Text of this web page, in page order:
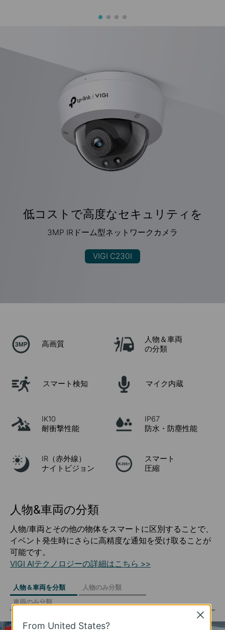
低コストで高度なセキュリティを
3MP IRドーム型ネットワークカメラ
VIGI C230I
高画質
人物＆車両
の分類
スマート検知 マイク内蔵
IK10
耐衝撃性能
IP67
防水・防塵性能
IR（赤外線）
ナイトビジョン
スマート
圧縮
人物&車両の分類
人物/車両とその他の物体をスマートに区別することで、
イベント発生時にさらに高精度な通知を受け取ることが
可能です。
VIGI AIテクノロジーの詳細はこちら >>
人物＆車両を分類
人物のみ分類
車両のみ分類
From United States?
Close